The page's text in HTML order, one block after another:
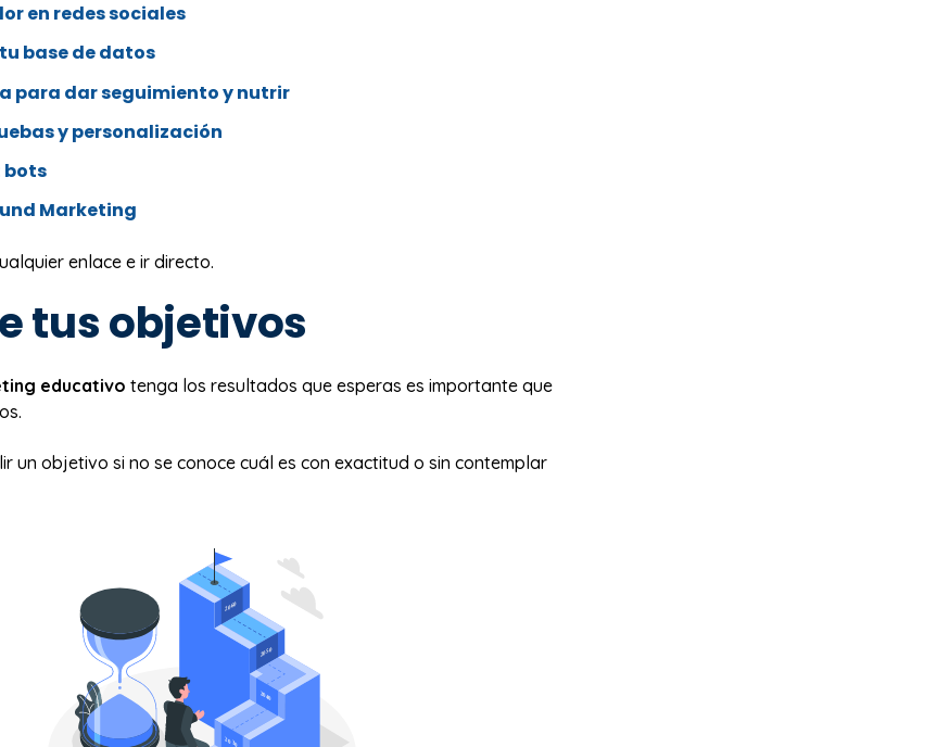
en redes sociales
base de datos
para dar seguimiento y nutrir
y personalización
bots
Marketing
enlace e ir directo.
tus objetivos
educativo tenga los resultados que esperas es importante que
un objetivo si no se conoce cuál es con exactitud o sin contemplar